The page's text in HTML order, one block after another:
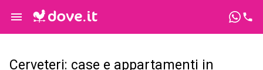
Cerveteri: case e appartamenti in